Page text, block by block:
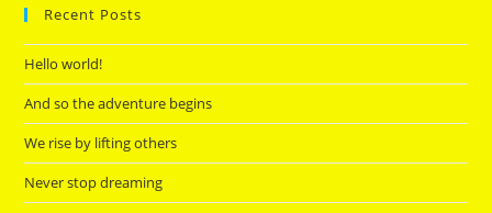
Recent Posts
Hello world!
And so the adventure begins
We rise by lifting others
Never stop dreaming